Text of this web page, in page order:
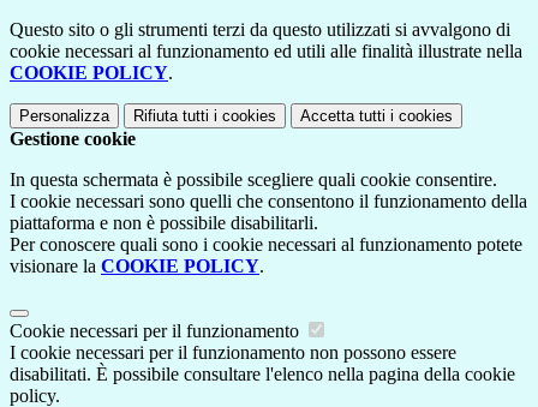
Questo sito o gli strumenti terzi da questo utilizzati si avvalgono di
cookie necessari al funzionamento ed utili alle finalità illustrate nella
COOKIE POLICY.
Personalizza Rifiuta tutti i cookies Accetta tutti i cookies
Gestione cookie
In questa schermata è possibile scegliere quali cookie consentire.
I cookie necessari sono quelli che consentono il funzionamento della
piattaforma e non è possibile disabilitarli.
Per conoscere quali sono i cookie necessari al funzionamento potete
visionare la COOKIE POLICY.
Cookie necessari per il funzionamento
I cookie necessari per il funzionamento non possono essere
disabilitati. È possibile consultare l'elenco nella pagina della cookie
policy.